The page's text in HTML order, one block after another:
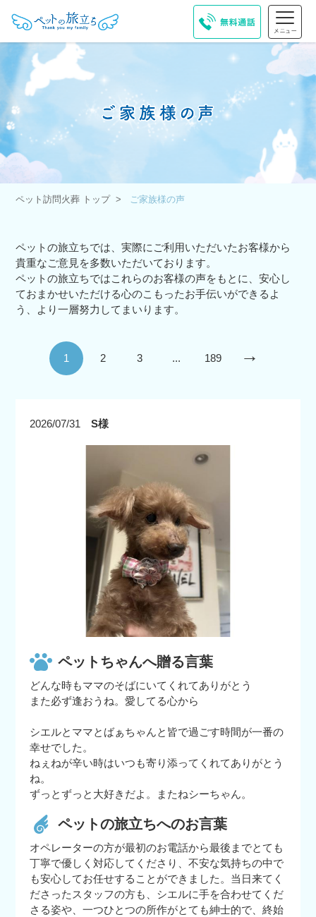
ペット訪問火葬 トップ ご家族様の声
ペットの旅立ちでは、実際にご利用いただいたお客様から
貴重なご意見を多数いただいております。
ペットの旅立ちではこれらのお客様の声をもとに、安心し
ておまかせいただける心のこもったお手伝いができるよ
う、より一層努力してまいります。
1 2 3 ... 189 →
2026/07/31 S様
ペットちゃんへ贈る言葉
どんな時もママのそばにいてくれてありがとう
また必ず逢おうね。愛してる心から
シエルとママとばぁちゃんと皆で過ごす時間が一番の
幸せでした。
ねぇねが辛い時はいつも寄り添ってくれてありがとう
ね。
ずっとずっと大好きだよ。またねシーちゃん。
ペットの旅立ちへのお言葉
オペレーターの方が最初のお電話から最後までとても
丁寧で優しく対応してくださり、不安な気持ちの中で
も安心してお任せすることができました。当日来てく
ださったスタッフの方も、シエルに手を合わせてくだ
さる姿や、一つひとつの所作がとても紳士的で、終始